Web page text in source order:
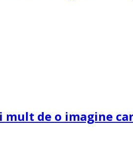
mult de o imagine